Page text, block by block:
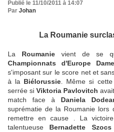
Publié le 11/10/2011 à 14:07
Par Johan
La Roumanie
La Roumanie vient de se
Championnats d'Europe
s'imposant sur le score net et
à la Biélorussie . Même si
serrée si Viktoria Pavlovitch
match face à Daniela
suprématie de la Roumanie lors
remettre en cause . La
talentueuse Bernadette Szocs